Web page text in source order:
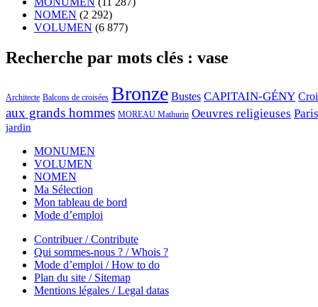
NOMEN (2 292)
VOLUMEN (6 877)
Recherche par mots clés : vase
Architecte Balcons de croisées Bronze Bustes CAPITAIN-GÉNY
aux grands hommes MOREAU Mathurin Oeuvres religieuses
jardin
MONUMEN
VOLUMEN
NOMEN
Ma Sélection
Mon tableau de bord
Mode d’emploi
Contribuer / Contribute
Qui sommes-nous ? / Whois ?
Mode d’emploi / How to do
Plan du site / Sitemap
Mentions légales / Legal datas